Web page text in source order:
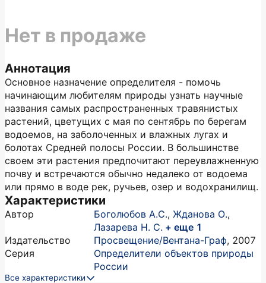
Аннотация
Основное назначение определителя - помочь
начинающим любителям природы узнать научные
названия самых распространенных травянистых
растений, цветущих с мая по сентябрь по берегам
водоемов, на заболоченных и влажных лугах и
болотах Средней полосы России. В большинстве
своем эти растения предпочитают переувлажненную
почву и встречаются обычно недалеко от водоема
или прямо в воде рек, ручьев, озер и водохранилищ.
Характеристики
Автор Боголюбов А.С., Жданова О.,
Лазарева Н. С. + еще 1
Издательство
Просвещение/Вентана-Граф, 2007
Серия
Определители объектов природы
России
Все характеристики
Нет в продаже